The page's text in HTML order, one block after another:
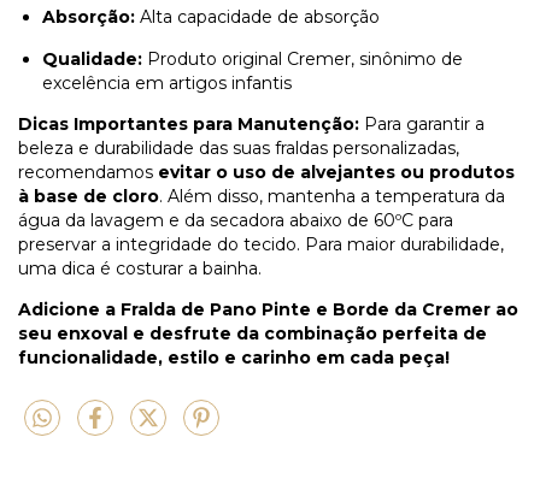
Absorção: Alta capacidade de absorção
Qualidade: Produto original Cremer, sinônimo de
excelência em artigos infantis
Dicas Importantes para Manutenção: Para garantir a
beleza e durabilidade das suas fraldas personalizadas,
recomendamos evitar o uso de alvejantes ou produtos
à base de cloro. Além disso, mantenha a temperatura da
água da lavagem e da secadora abaixo de 60ºC para
preservar a integridade do tecido. Para maior durabilidade,
uma dica é costurar a bainha.
Adicione a Fralda de Pano Pinte e Borde da Cremer ao
seu enxoval e desfrute da combinação perfeita de
funcionalidade, estilo e carinho em cada peça!